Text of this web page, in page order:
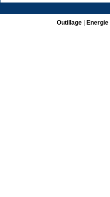
Outillage| Energie|